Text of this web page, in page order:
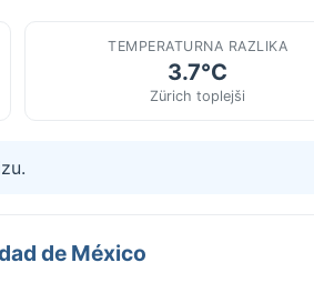
TEMPERATURNA RAZLIKA
3.7°C
Zürich toplejši
de México